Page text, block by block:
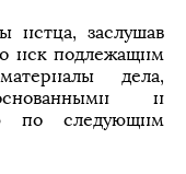
истца, заслушав
иск подлежащим
дела,
и
по следующим